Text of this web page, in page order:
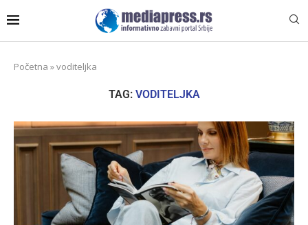
Početna »voditeljka
TAG: VODITELJKA